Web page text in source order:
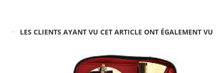
LES CLIENTS AYANT VU CET ARTICLE ONT ÉGALEMENT VU